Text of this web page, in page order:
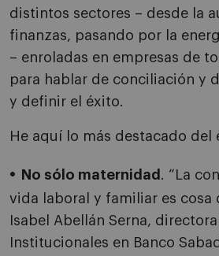
distintos sectores – desde la
finanzas, pasando por la
– enroladas en empresas de
para hablar de conciliación y
y definir el éxito.
He aquí lo más destacado del
No sólo maternidad . “La
vida laboral y familiar es cosa
Isabel Abellán Serna,
Institucionales en Banco